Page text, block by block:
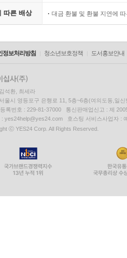
따른 배상 대금 환불 및 환불 지연에
정보처리방침 청소년보호정책 도서홍보안내
석환, 최세라
울시 영등포구 은행로 11, 5층~6층(여의도동,일신
록번호 : 229-81-37000 통신판매업신고 : 제
: yes24help@yes24.com 호스팅 서비스사업자 :
ⓒ YES24 Corp. All Rights Reserved.